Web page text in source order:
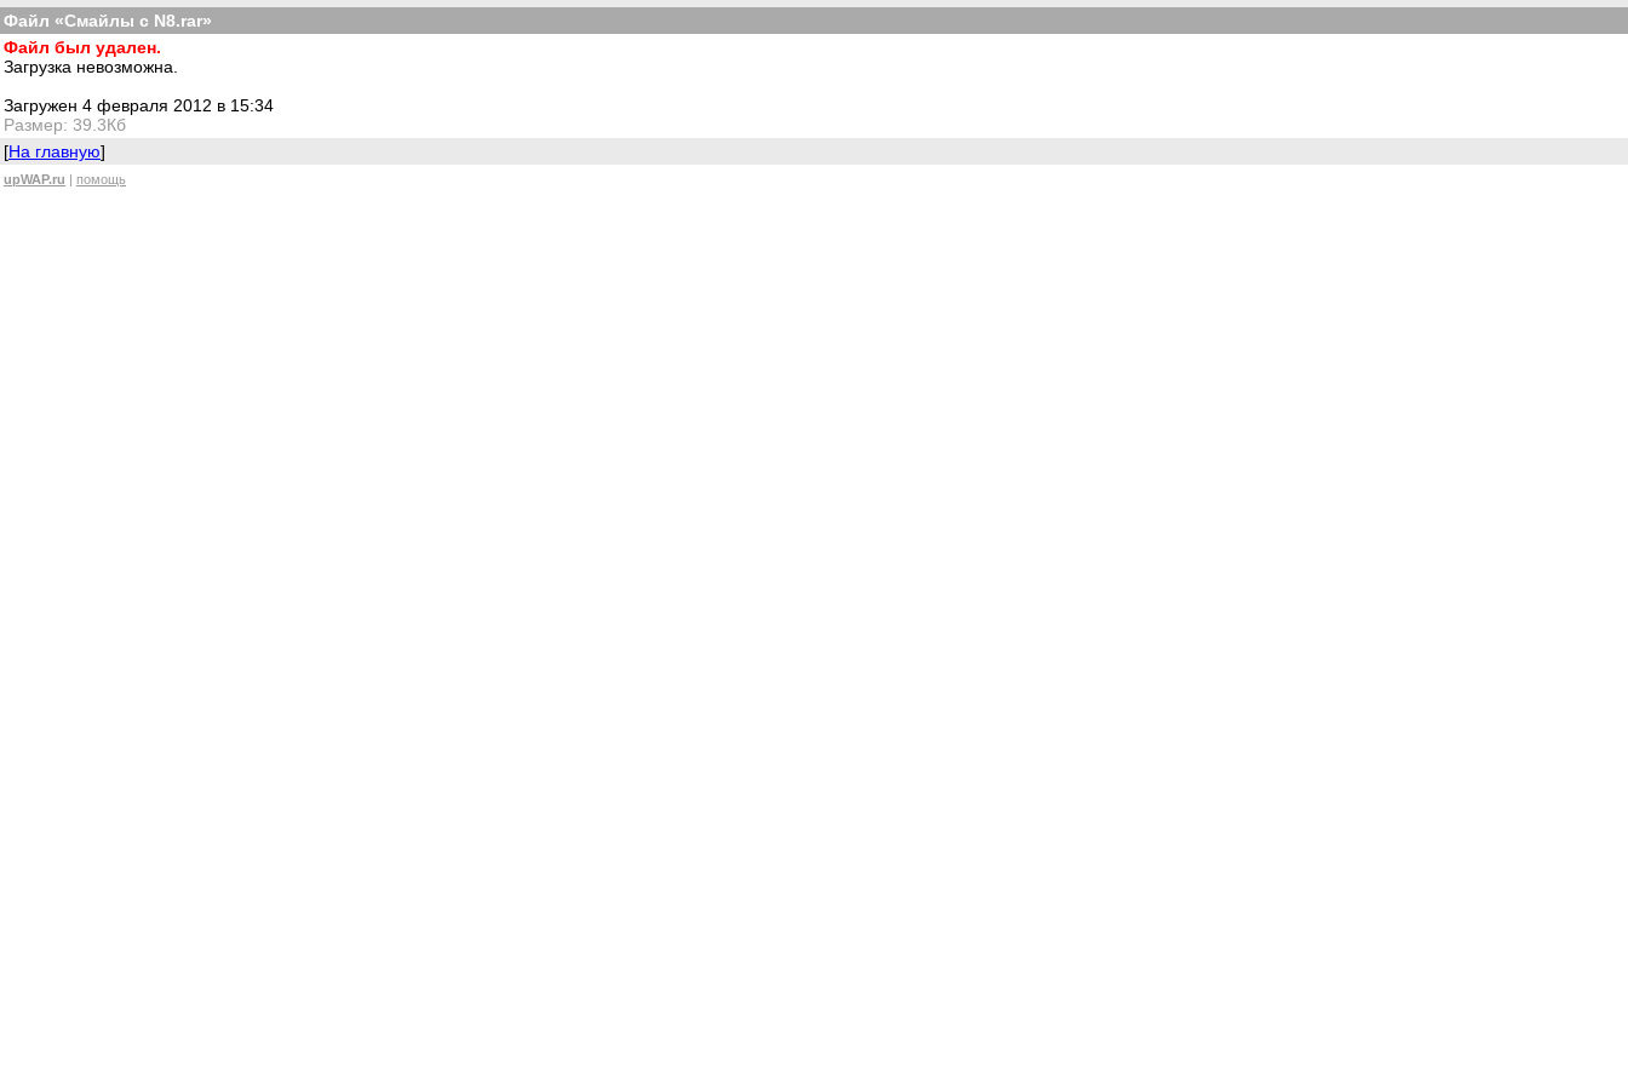
Файл «Смайлы с N8.rar»
Файл был удален.
Загрузка невозможна.
Загружен 4 февраля 2012 в 15:34
Размер: 39.3Кб
[На главную]
upWAP.ru | помощь